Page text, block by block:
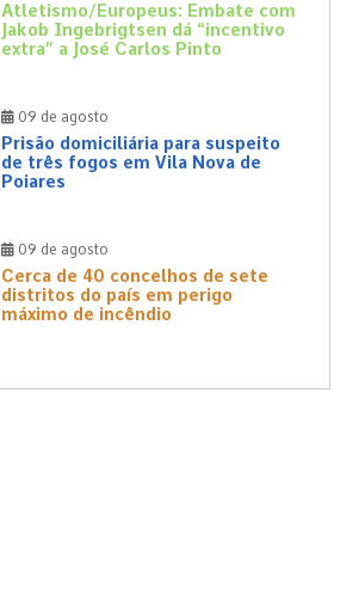
Atletismo/Europeus: Embate com
Jakob Ingebrigtsen dá “incentivo
extra” a José Carlos Pinto
09 de agosto
Prisão domiciliária para suspeito
de três fogos em Vila Nova de
Poiares
09 de agosto
Cerca de 40 concelhos de sete
distritos do país em perigo
máximo de incêndio